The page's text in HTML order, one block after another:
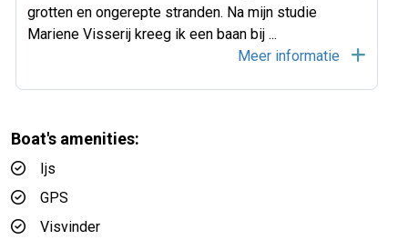
grotten en ongerepte stranden. Na mijn studie
Mariene Visserij kreeg ik een baan bij ...
Meer informatie
Boat's amenities:
Ijs
GPS
Visvinder